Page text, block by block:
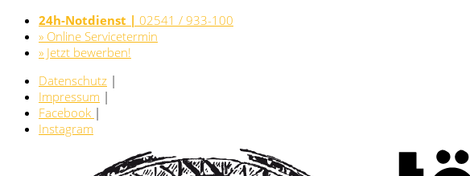
24h-Notdienst | 02541 / 933-100
» Online Servicetermin
» Jetzt bewerben!
Datenschutz |
Impressum |
Facebook |
Instagram